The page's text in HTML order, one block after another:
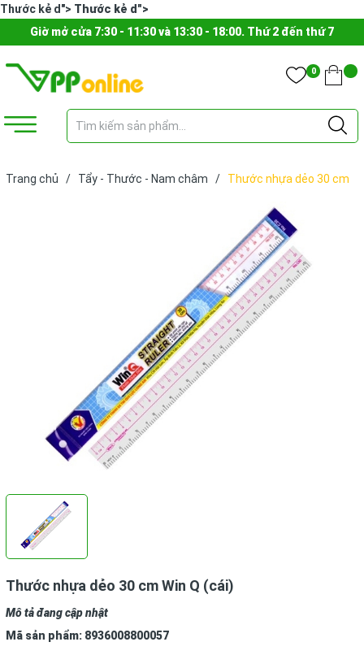
Thước kẻ d"> Thước kẻ d">
Giờ mở cửa 7:30 - 11:30 và 13:30 - 18:00. Thứ 2 đến thứ 7
0
Trang chủ / Tẩy - Thước - Nam châm /
Thước nhựa dẻo 30 cm
Thước nhựa dẻo 30 cm Win Q (cái)
Mô tả đang cập nhật
Mã sản phẩm: 8936008800057